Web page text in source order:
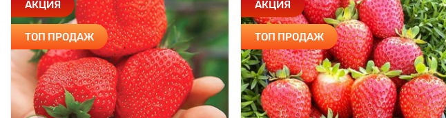
АКЦИЯ
ТОП ПРОДАЖ
АКЦИЯ
ТОП ПРОДАЖ